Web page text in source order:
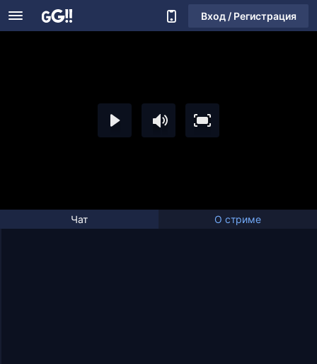
Вход / Регистрация
Чат О стриме